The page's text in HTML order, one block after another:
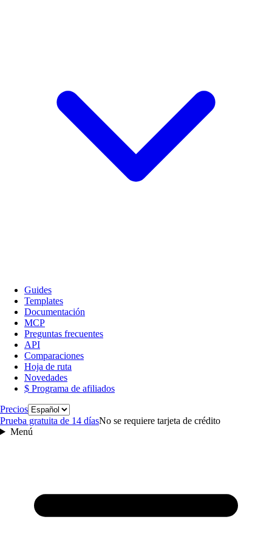
Guides
Templates
Documentación
MCP
Preguntas frecuentes
API
Comparaciones
Hoja de ruta
Novedades
$ Programa de afiliados
PreciosIdioma
Prueba gratuita de 14 díasNo se requiere tarjeta de crédito
Menú